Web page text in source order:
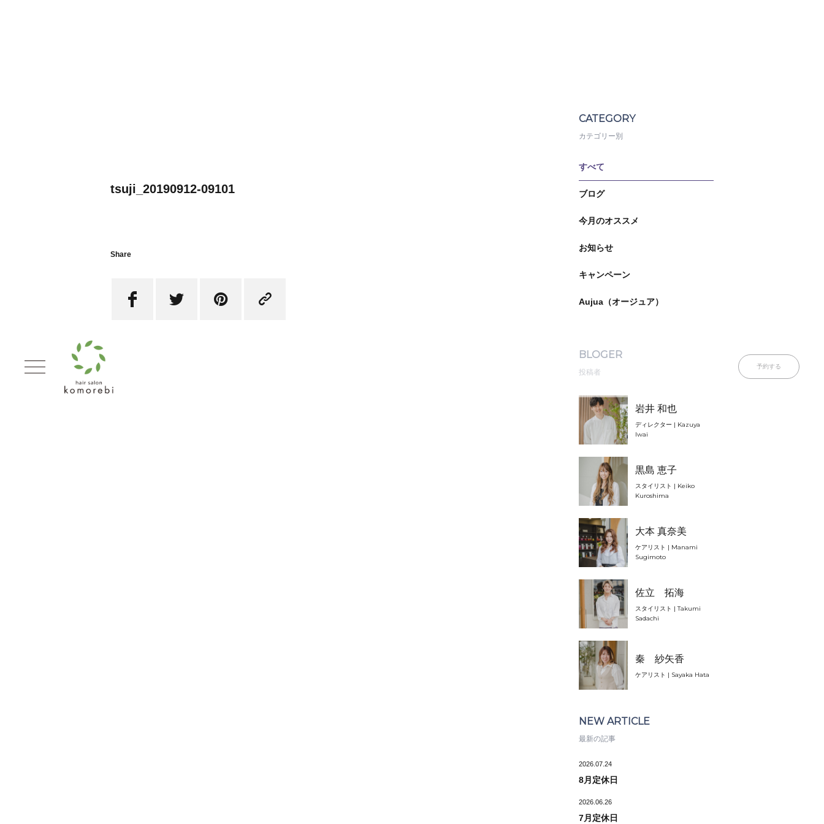
予約する
CATEGORY
カテゴリー別
すべて
ブログ
今月のオススメ
お知らせ
キャンペーン
Aujua（オージュア）
BLOGER
投稿者
岩井 和也
ディレクター | Kazuya
Iwai
黒島 恵子
スタイリスト | Keiko
Kuroshima
大本 真奈美
ケアリスト | Manami
Sugimoto
佐立 拓海
スタイリスト | Takumi
Sadachi
秦 紗矢香
ケアリスト | Sayaka Hata
NEW ARTICLE
最新の記事
2026.07.24
8月定休日
2026.06.26
7月定休日
tsuji_20190912-09101
Share
   